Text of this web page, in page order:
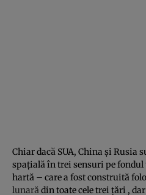
Chiar dacă SUA, China și Rusia
spațială în trei sensuri pe
hartă – care a fost construită
lunarădin toate cele trei țări ,